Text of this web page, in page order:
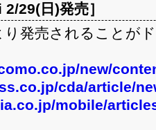
2/29(日)発売］
り発売されることが
new/
cda/article/
mobile/